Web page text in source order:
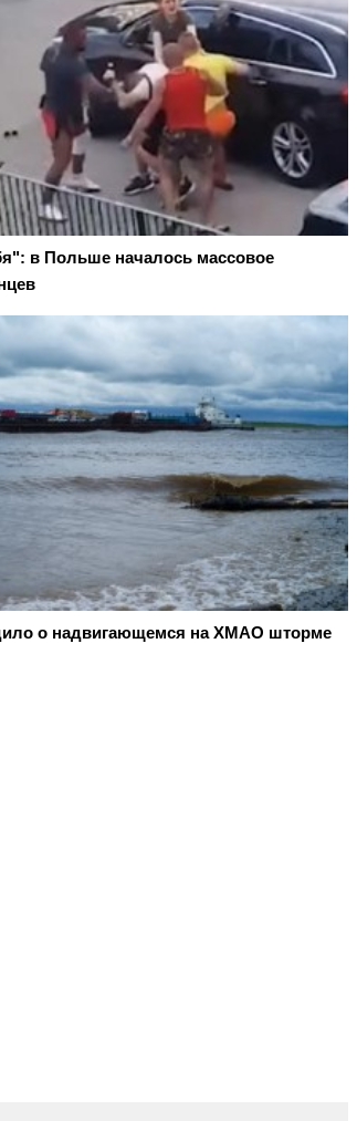
в Польше началось массовое
о надвигающемся на ХМАО шторме